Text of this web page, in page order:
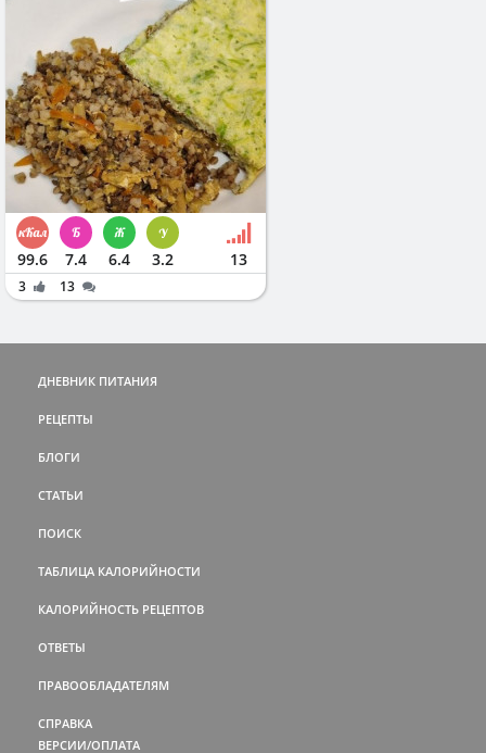
99.6 7.4 6.4 3.2 13
3 13
ДНЕВНИК ПИТАНИЯ
РЕЦЕПТЫ
БЛОГИ
СТАТЬИ
ПОИСК
ТАБЛИЦА КАЛОРИЙНОСТИ
КАЛОРИЙНОСТЬ РЕЦЕПТОВ
ОТВЕТЫ
ПРАВООБЛАДАТЕЛЯМ
СПРАВКА
ВЕРСИИ/ОПЛАТА